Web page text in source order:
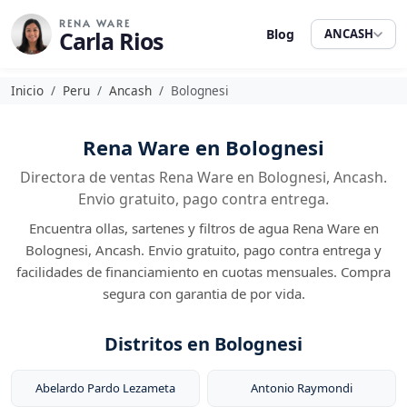
RENA WARE
Carla Rios Blog ANCASH
Inicio Peru Ancash Bolognesi
Rena Ware en Bolognesi
Directora de ventas Rena Ware en Bolognesi, Ancash.
Envio gratuito, pago contra entrega.
Encuentra ollas, sartenes y filtros de agua Rena Ware en
Bolognesi, Ancash. Envio gratuito, pago contra entrega y
facilidades de financiamiento en cuotas mensuales. Compra
segura con garantia de por vida.
Distritos en Bolognesi
Abelardo Pardo Lezameta Antonio Raymondi